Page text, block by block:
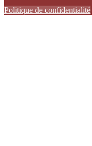
Politique de confidentialité